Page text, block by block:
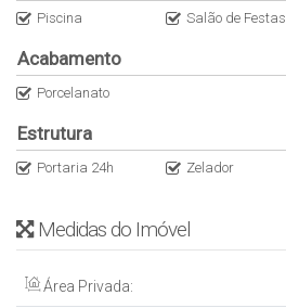
Piscina Salão de Festas
Acabamento
Porcelanato
Estrutura
Portaria 24h Zelador
Medidas do Imóvel
Área Privada: